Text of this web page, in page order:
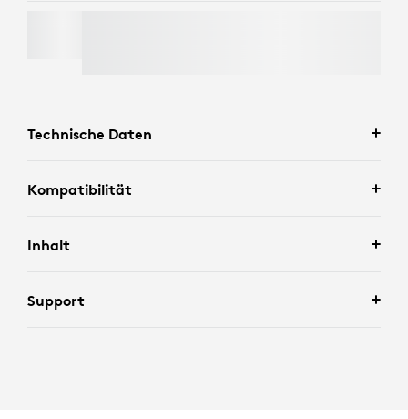
Technische Daten
Kompatibilität
Inhalt
Support